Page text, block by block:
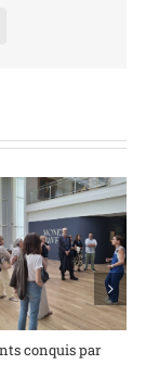
conquis par